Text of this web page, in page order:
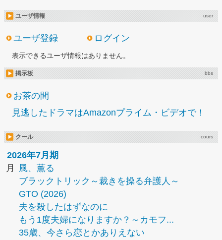
ユーザ情報 user
ユーザ登録 ログイン
表示できるユーザ情報はありません。
掲示板 bbs
お茶の間
見逃したドラマはAmazonプライム・ビデオで！
クール cours
2026年7月期
月
風、薫る
ブラックトリック～裁きを操る弁護人～
GTO (2026)
夫を殺したはずなのに
もう1度夫婦になりますか？～カモフ...
35歳、今さら恋とかありえない